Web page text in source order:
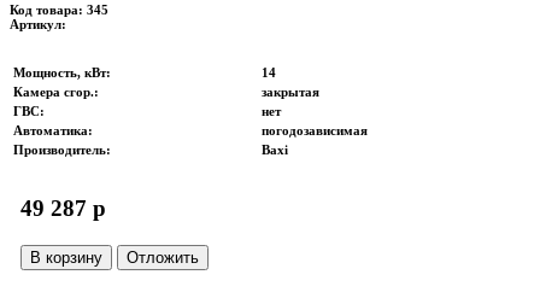
Код товара: 345
Артикул:
Мощность, кВт:
14
Камера сгор.:
закрытая
ГВС:
нет
Автоматика:
погодозависимая
Производитель: Baxi
49 287 p
В корзину Отложить